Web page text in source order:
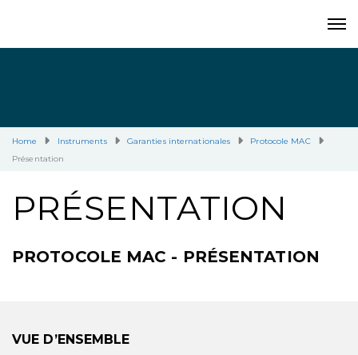
Home Instruments Garanties internationales
Protocole MAC
Présentation
PRÉSENTATION
PROTOCOLE MAC - PRÉSENTATION
VUE D’ENSEMBLE